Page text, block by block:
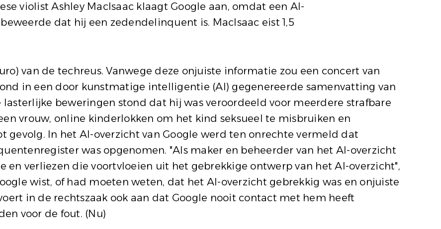
violist Ashley MacIsaac klaagt Google aan, omdat een AI-
dat hij een zedendelinquent is. MacIsaac eist 1,5
van de techreus. Vanwege deze onjuiste informatie zou een concert van
in een door kunstmatige intelligentie (AI) gegenereerde samenvatting van
lasterlijke beweringen stond dat hij was veroordeeld voor meerdere strafbare
vrouw, online kinderlokken om het kind seksueel te misbruiken en
In het AI-overzicht van Google werd ten onrechte vermeld dat
was opgenomen. "Als maker en beheerder van het AI-overzicht
en verliezen die voortvloeien uit het gebrekkige ontwerp van het AI-overzicht",
wist, of had moeten weten, dat het AI-overzicht gebrekkig was en onjuiste
in de rechtszaak ook aan dat Google nooit contact met hem heeft
voor de fout. (Nu)